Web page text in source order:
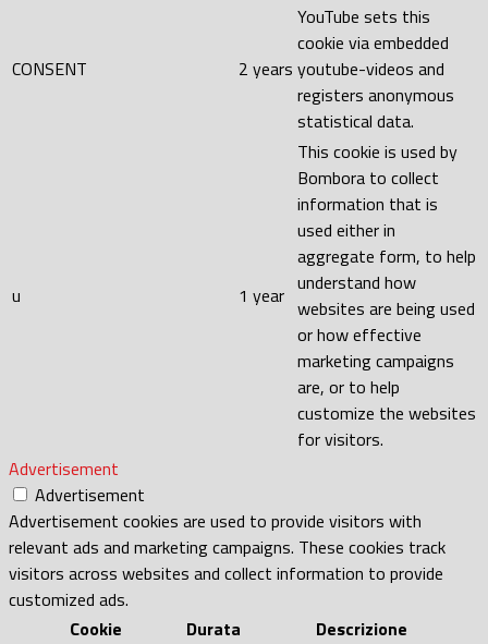
CONSENT 2 years
YouTube sets this
cookie via embedded
youtube-videos and
registers anonymous
statistical data.
u 1 year
This cookie is used by
Bombora to collect
information that is
used either in
aggregate form, to help
understand how
websites are being used
or how effective
marketing campaigns
are, or to help
customize the websites
for visitors.
Advertisement
Advertisement
Advertisement cookies are used to provide visitors with
relevant ads and marketing campaigns. These cookies track
visitors across websites and collect information to provide
customized ads.
Cookie
Durata Descrizione